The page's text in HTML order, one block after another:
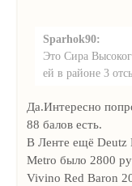
Sparhok90:
Это Сира
ей в районе 3
Да.Интересно
88 балов есть.
В Ленте ещё Deutz
Metro было 2800
Vivino Red Baron